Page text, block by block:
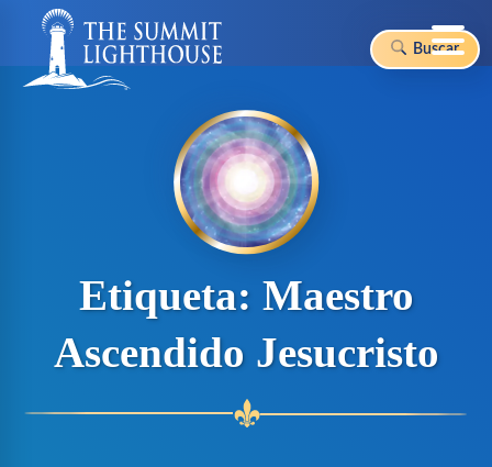
Buscar
Etiqueta: Maestro
Ascendido Jesucristo